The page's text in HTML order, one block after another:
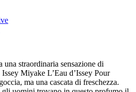
una straordinaria sensazione di
Miyake L’Eau d’Issey Pour
ma una cascata di freschezza.